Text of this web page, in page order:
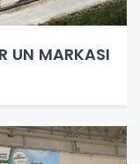
UN MARKASI